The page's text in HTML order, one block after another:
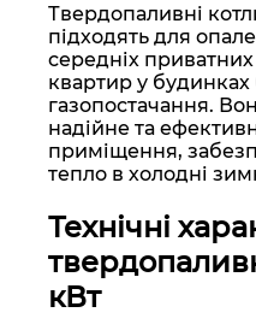
Твердопаливні
підходять для
середніх
квартир у будинках
газопостачання.
надійне та
приміщення,
тепло в холодні
Технічні
кВт